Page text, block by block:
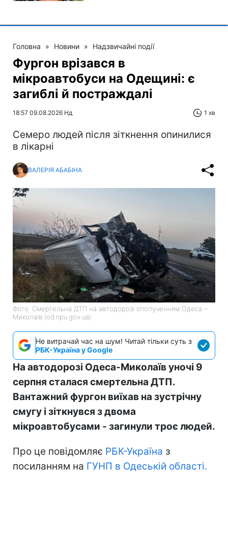
Головна » Новини » Надзвичайні події
Фургон врізався в
мікроавтобуси на Одещині: є
загиблі й постраждалі
18:57 09.08.2026 Нд 1 хв
Cемеро людей після зіткнення опинилися
в лікарні
ВАЛЕРІЯ АБАБІНА
Фото: Смертельна ДТП на автодорозі сполученням Одеса –
Миколаїв (od.npu.gov.ua)
Не витрачай час на шум! Читай тільки суть з
РБК-Україна у Google
На автодорозі Одеса-Миколаїв уночі 9
серпня сталася смертельна ДТП.
Вантажний фургон виїхав на зустрічну
смугу і зіткнувся з двома
мікроавтобусами - загинули троє людей.
Про це повідомляє РБК-Україна з
посиланням на ГУНП в Одеській області.